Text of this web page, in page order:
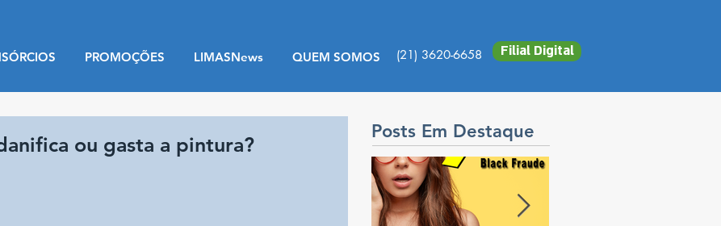
PROMOÇÕES LIMASNews QUEM SOMOS (21) 3620-6658 Filial Digital
ou gasta a pintura?
Posts Em Destaque